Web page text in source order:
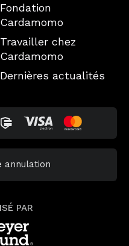
Fondation
Cardamomo
Travailler chez
Cardamomo
Dernières actualités
annulation
PAR